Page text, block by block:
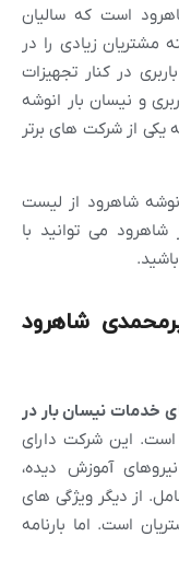
است که سالیان
مشتریان زیادی را در
در کنار تجهیزات
و نیسان بار انوشه
از شرکت های برتر
شاهرود از لیست
می توانید با
شاهرود
خدمات نیسان بار در
این شرکت دارای
آموزش دیده،
از دیگر ویژگی های
است. اما بارنامه